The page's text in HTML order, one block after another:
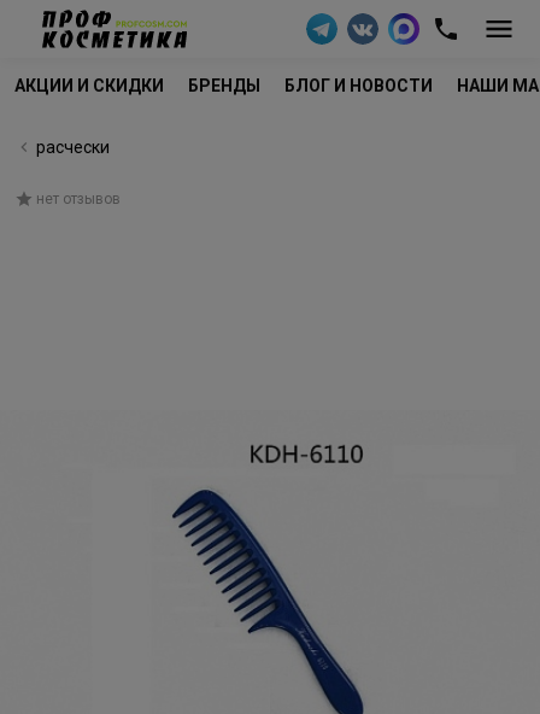
АКЦИИ И СКИДКИ БРЕНДЫ БЛОГ И НОВОСТИ НАШИ
расчески
нет отзывов